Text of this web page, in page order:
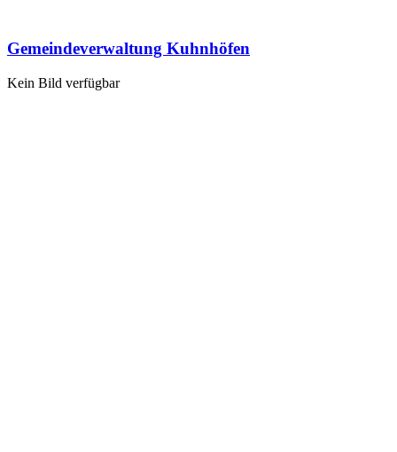
Gemeindeverwaltung Kuhnhöfen
Kein Bild verfügbar